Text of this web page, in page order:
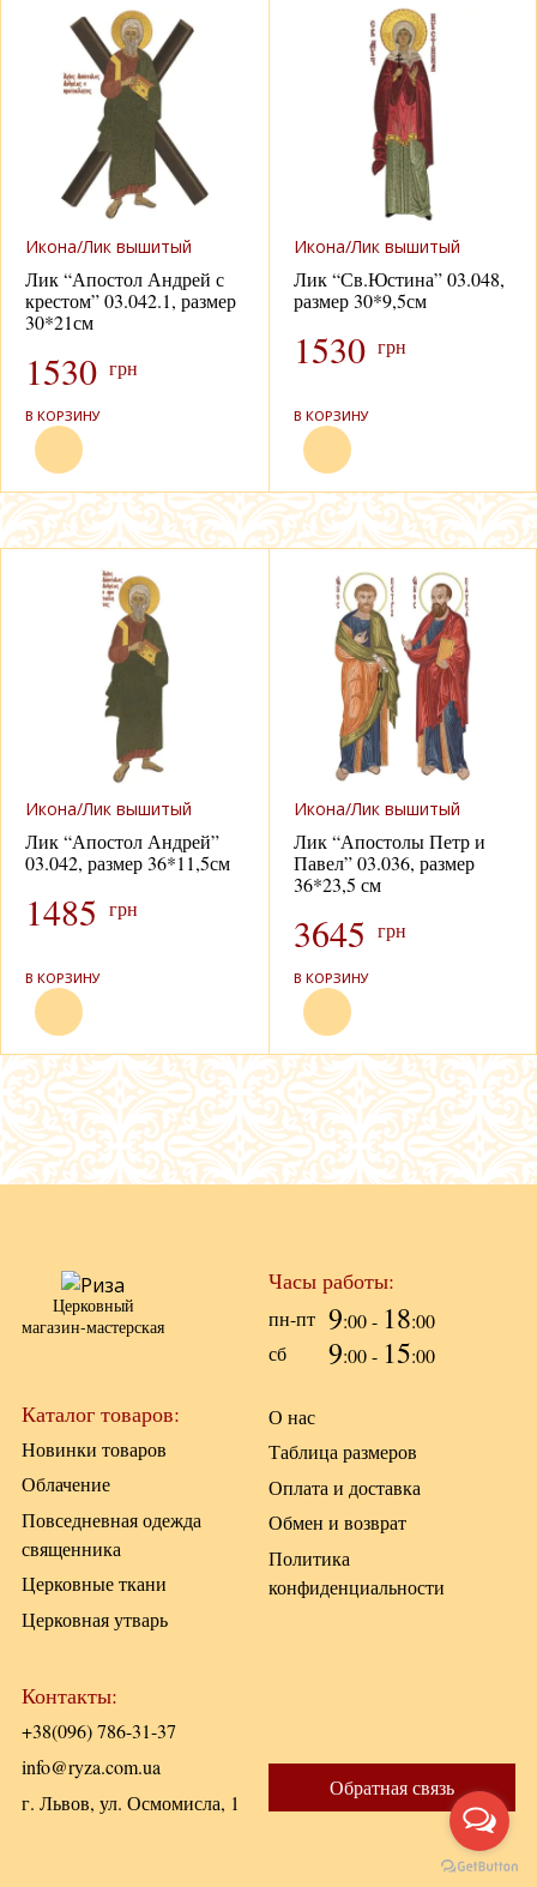
Икона/Лик вышитый
Лик “Апостол Андрей с
крестом” 03.042.1, размер
30*21см
1530 грн
В КОРЗИНУ
Икона/Лик вышитый
Лик “Св.Юстина” 03.048,
размер 30*9,5см
1530 грн
В КОРЗИНУ
Икона/Лик вышитый
Лик “Апостол Андрей”
03.042, размер 36*11,5см
1485 грн
В КОРЗИНУ
Икона/Лик вышитый
Лик “Апостолы Петр и
Павел” 03.036, размер
36*23,5 см
3645 грн
В КОРЗИНУ
Церковный
магазин-мастерская
Часы работы:
пн-пт 9:00 - 18:00
сб
9:00 - 15:00
Каталог товаров:
Новинки товаров
Облачение
Повседневная одежда
священника
Церковные ткани
Церковная утварь
О нас
Таблица размеров
Оплата и доставка
Обмен и возврат
Политика
конфиденциальности
Контакты:
+38(096) 786-31-37
info@ryza.com.ua
г. Львов, ул. Осмомисла, 1
Обратная связь